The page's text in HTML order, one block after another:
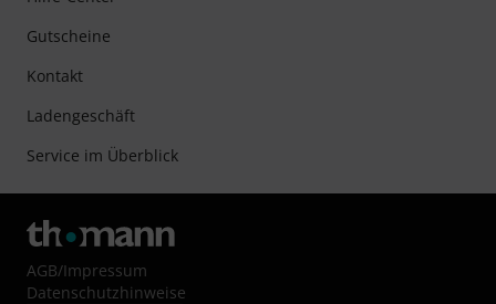
Gutscheine
Kontakt
Ladengeschäft
Service im Überblick
AGB/Impressum
Datenschutzhinweise